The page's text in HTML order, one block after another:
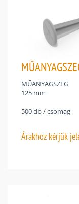
MŰANYAGSZEG
125 mm
500 db / csomag
Árakhoz kérjük